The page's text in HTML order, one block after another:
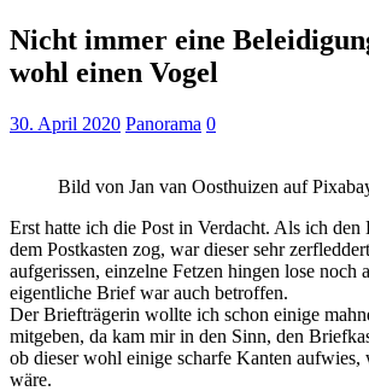
Nicht immer eine
wohl einen Vogel
30. April 2020 Panorama 0
Bild von Jan van Oosthuizen auf
Erst hatte ich die Post in Verdacht. Als ich den
dem Postkasten zog, war dieser sehr
aufgerissen, einzelne Fetzen hingen lose noch
eigentliche Brief war auch betroffen.
Der Briefträgerin wollte ich schon einige
mitgeben, da kam mir in den Sinn, den
ob dieser wohl einige scharfe Kanten aufwies,
wäre.